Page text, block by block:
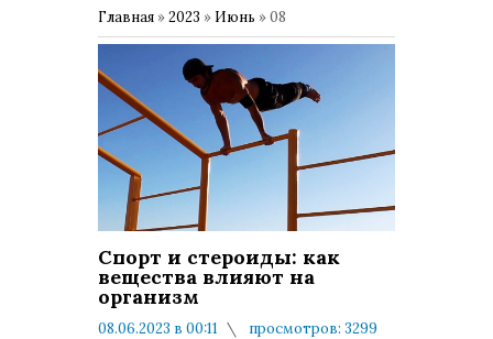
Главная »2023 » Июнь »08
Спорт и стероиды: как
вещества влияют на
организм
08.06.2023 в 00:11
просмотров: 3299